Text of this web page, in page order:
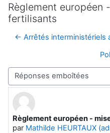
Règlement européen
fertilisants
← Arrêtés interministériels
Type d’affichage
Règlement européen -
par Mathilde HEURTAUX
Nombre de réponses : 0